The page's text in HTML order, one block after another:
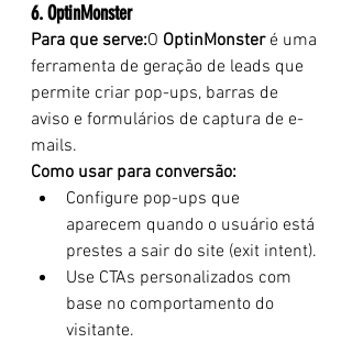
6. OptinMonster
Para que serve:O OptinMonster é uma
ferramenta de geração de leads que
permite criar pop-ups, barras de
aviso e formulários de captura de e-
mails.
Como usar para conversão:
Configure pop-ups que
aparecem quando o usuário está
prestes a sair do site (exit intent).
Use CTAs personalizados com
base no comportamento do
visitante.